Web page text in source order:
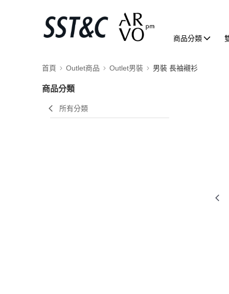
商品分類
首頁 Outlet商品 Outlet男裝 男裝 長袖襯衫
商品分類
所有分類